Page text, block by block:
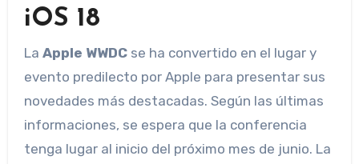
iOS 18
La Apple WWDCse ha convertido en el lugar y
evento predilecto por Apple para presentar sus
novedades más destacadas. Según las últimas
informaciones, se espera que la conferencia
tenga lugar al inicio del próximo mes de junio. La